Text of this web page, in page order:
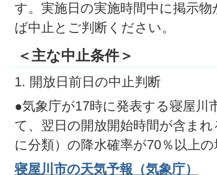
す。実施日の実施時間中に掲示
ば中止とご判断ください。
＜主な中止条件＞
1. 開放日前日の中止判断
●気象庁が17時に発表する寝屋川
て、翌日の開放開始時間が含ま
に分類）の降水確率が70％以上
寝屋川市の天気予報（気象庁）